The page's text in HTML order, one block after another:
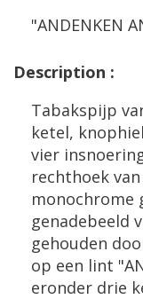
"ANDENKEN
Description :
Tabakspijp
ketel, knophiel
vier
rechthoek van
monochrome
genadebeeld
gehouden
op een lint "
eronder drie